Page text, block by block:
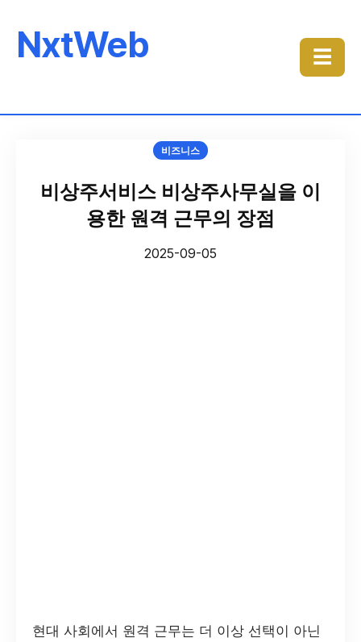
NxtWeb ☰
비즈니스
비상주서비스 비상주사무실을 이
용한 원격 근무의 장점
2025-09-05
현대 사회에서 원격 근무는 더 이상 선택이 아닌